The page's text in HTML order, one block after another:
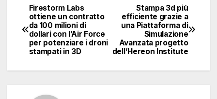
Navigazione
articoli
Stampa 3d più
efficiente grazie a
una Piattaforma di
Simulazione
Avanzata progetto
dell’Hereon Institute
Firestorm Labs
ottiene un contratto
da 100 milioni di
dollari con l’Air Force
per potenziare i droni
stampati in 3D